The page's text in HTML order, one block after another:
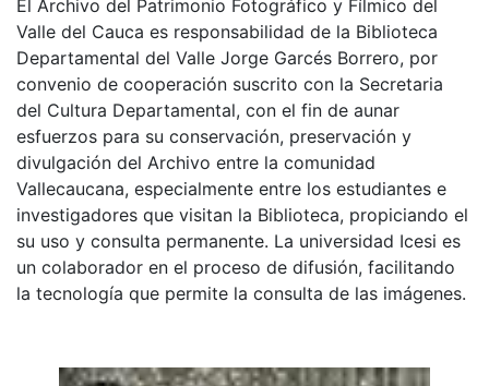
El Archivo del Patrimonio Fotográfico y Fílmico del
Valle del Cauca es responsabilidad de la Biblioteca
Departamental del Valle Jorge Garcés Borrero, por
convenio de cooperación suscrito con la Secretaria
del Cultura Departamental, con el fin de aunar
esfuerzos para su conservación, preservación y
divulgación del Archivo entre la comunidad
Vallecaucana, especialmente entre los estudiantes e
investigadores que visitan la Biblioteca, propiciando el
su uso y consulta permanente. La universidad Icesi es
un colaborador en el proceso de difusión, facilitando
la tecnología que permite la consulta de las imágenes.